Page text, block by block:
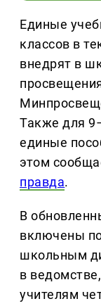
Единые
классов в
внедрят в
Также для
единые
этом
правда.
В
включены
школьным
в
учителям